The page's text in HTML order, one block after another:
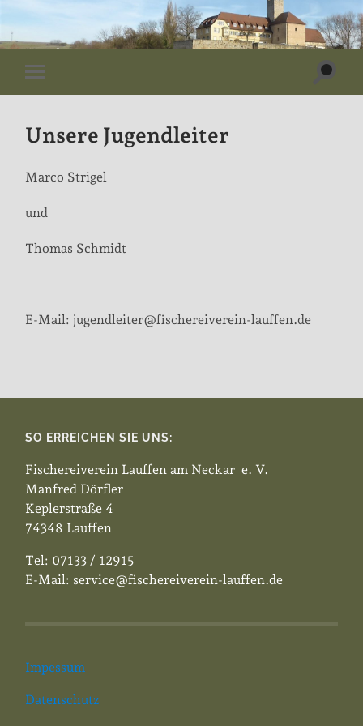
Menü
Unsere Jugendleiter
Marco Strigel
und
Thomas Schmidt
E-Mail: jugendleiter@fischereiverein-lauffen.de
SO ERREICHEN SIE UNS:
Fischereiverein Lauffen am Neckar e. V.
Manfred Dörfler
Keplerstraße 4
74348 Lauffen
Tel: 07133 / 12915
E-Mail: service@fischereiverein-lauffen.de
Impessum
Datenschutz